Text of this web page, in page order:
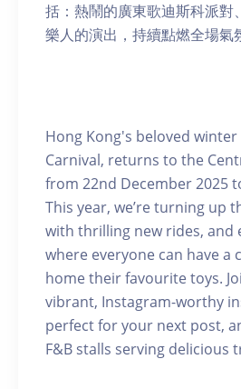
括：熱鬧的廣東歌迪斯科派對
樂人的演出，持續點燃全場氣
Hong Kong's beloved
Carnival, returns to the
from 22nd December 2025
This year, we’re turning up
with thrilling new rides, and
where everyone can have a
home their favourite toys.
vibrant, Instagram-worthy
perfect for your next post,
F&B stalls serving delicious